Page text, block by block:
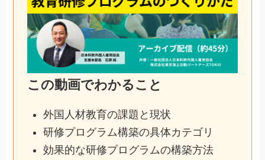
この動画でわかること
外国人材教育の課題と現状
研修プログラム構築の具体カテゴリ
効果的な研修プログラムの構築方法